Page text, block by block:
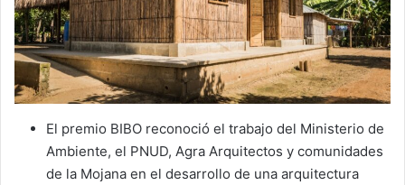
El premio BIBO reconoció el trabajo del Ministerio de
Ambiente, el PNUD, Agra Arquitectos y comunidades
de la Mojana en el desarrollo de una arquitectura